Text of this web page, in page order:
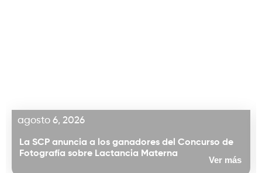
agosto 6, 2026
La SCP anuncia a los ganadores del Concurso de
Fotografía sobre Lactancia Materna
Ver más